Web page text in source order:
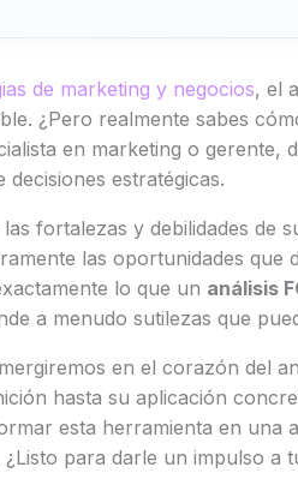
de marketing y negocios, el
¿Pero realmente sabes
en marketing o gerente,
estratégicas.
fortalezas y debilidades de
las oportunidades que
lo que un análisis
a menudo sutilezas que
en el corazón del
hasta su aplicación
esta herramienta en una
para darle un impulso a